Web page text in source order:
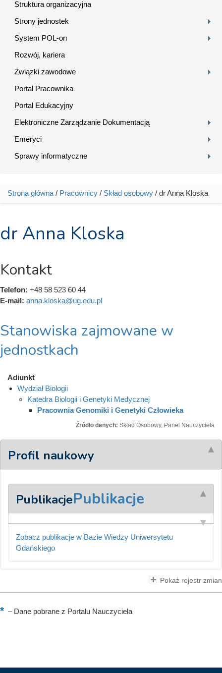
Struktura organizacyjna
Strony jednostek
System POL-on
Rozwój, kariera
Związki zawodowe
Portal Pracownika
Portal Edukacyjny
Elektroniczne Zarządzanie Dokumentacją
Emeryci
Sprawy informatyczne
Jesteś tutaj
Strona główna / Pracownicy / Skład osobowy / dr Anna Kloska
dr Anna Kloska
Kontakt
Telefon: +48 58 523 60 44
E-mail: anna.kloska@ug.edu.pl
Stanowiska zajmowane w
jednostkach
Adiunkt
Wydział Biologii
Katedra Biologii i Genetyki Medycznej
Pracownia Genomiki i Genetyki Człowieka
Źródło danych: Skład Osobowy, Panel Nauczyciela
Profil naukowy
PublikacjePublikacje
Zobacz publikacje w Bazie Wiedzy Uniwersytetu
Gdańskiego
Pokaż rejestr zmian
–Dane pobrane z Portalu Nauczyciela